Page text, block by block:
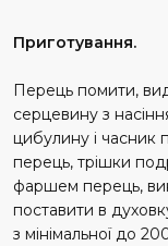
Приготування.
Перець помити,
серцевину з
цибулину і часник
перець, трішки
фаршем перець,
поставити в
з мінімальної до